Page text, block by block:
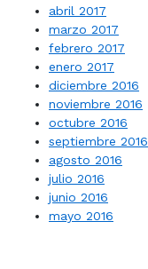
abril 2017
marzo 2017
febrero 2017
enero 2017
diciembre 2016
noviembre 2016
octubre 2016
septiembre 2016
agosto 2016
julio 2016
junio 2016
mayo 2016